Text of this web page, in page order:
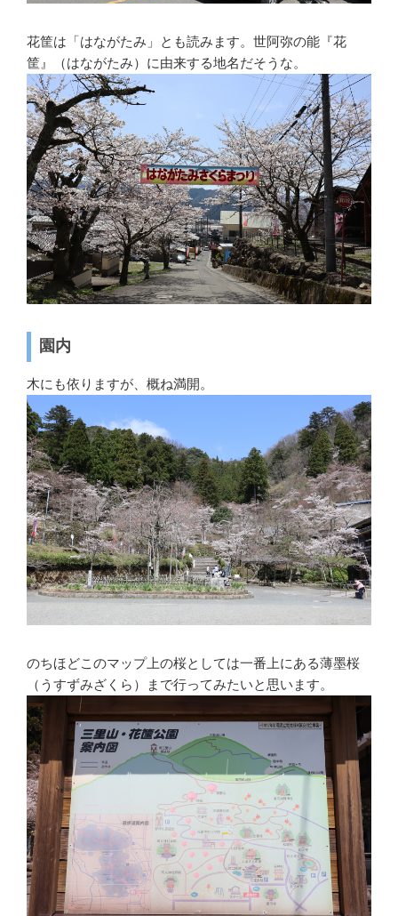
花筐は「はながたみ」とも読みます。世阿弥の能『花
筐』（はながたみ）に由来する地名だそうな。
園内
木にも依りますが、概ね満開。
のちほどこのマップ上の桜としては一番上にある薄墨桜
（うすずみざくら）まで行ってみたいと思います。